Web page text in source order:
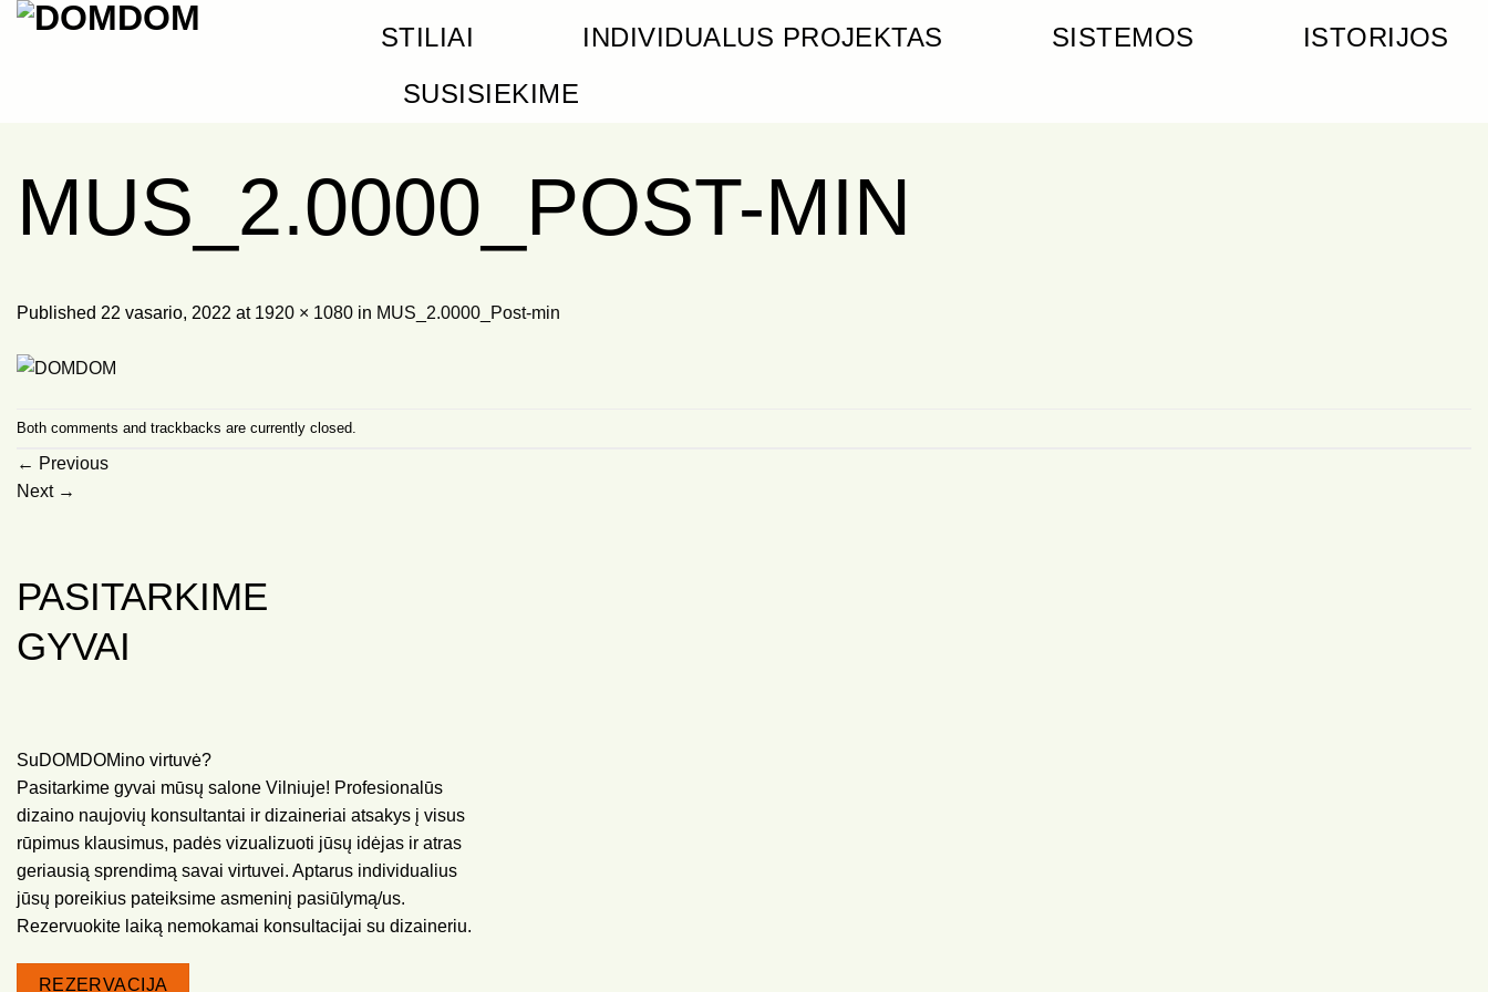
Skip
STILIAI INDIVIDUALUS PROJEKTAS SISTEMOS
ISTORIJOS
SUSISIEKIME
MUS_2.0000_POST-MIN
Published 22 vasario, 2022 at 1920 × 1080 in MUS_2.0000_Post-min
Both comments and trackbacks are currently closed.
← Previous
Next →
PASITARKIME
GYVAI
SuDOMDOMino virtuvė?
Pasitarkime gyvai mūsų salone Vilniuje! Profesionalūs
dizaino naujovių konsultantai ir dizaineriai atsakys į visus
rūpimus klausimus, padės vizualizuoti jūsų idėjas ir atras
geriausią sprendimą savai virtuvei. Aptarus individualius
jūsų poreikius pateiksime asmeninį pasiūlymą/us.
Rezervuokite laiką nemokamai konsultacijai su dizaineriu.
REZERVACIJA